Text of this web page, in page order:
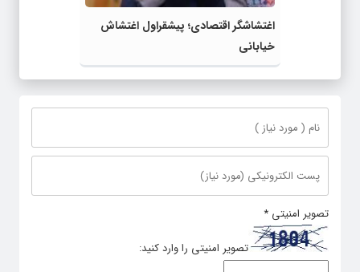
اغتشاشگر اقتصادی؛ پیشقراول اغتشاش
خیابانی
تصویر امنیتی *
تصویر امنیتی را وارد کنید: